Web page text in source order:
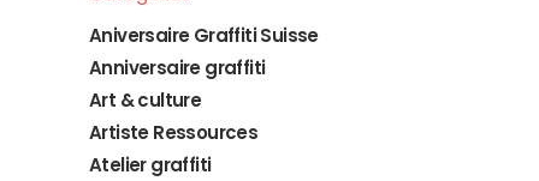
Aniversaire Graffiti Suisse
Anniversaire graffiti
Art & culture
Artiste Ressources
Atelier graffiti